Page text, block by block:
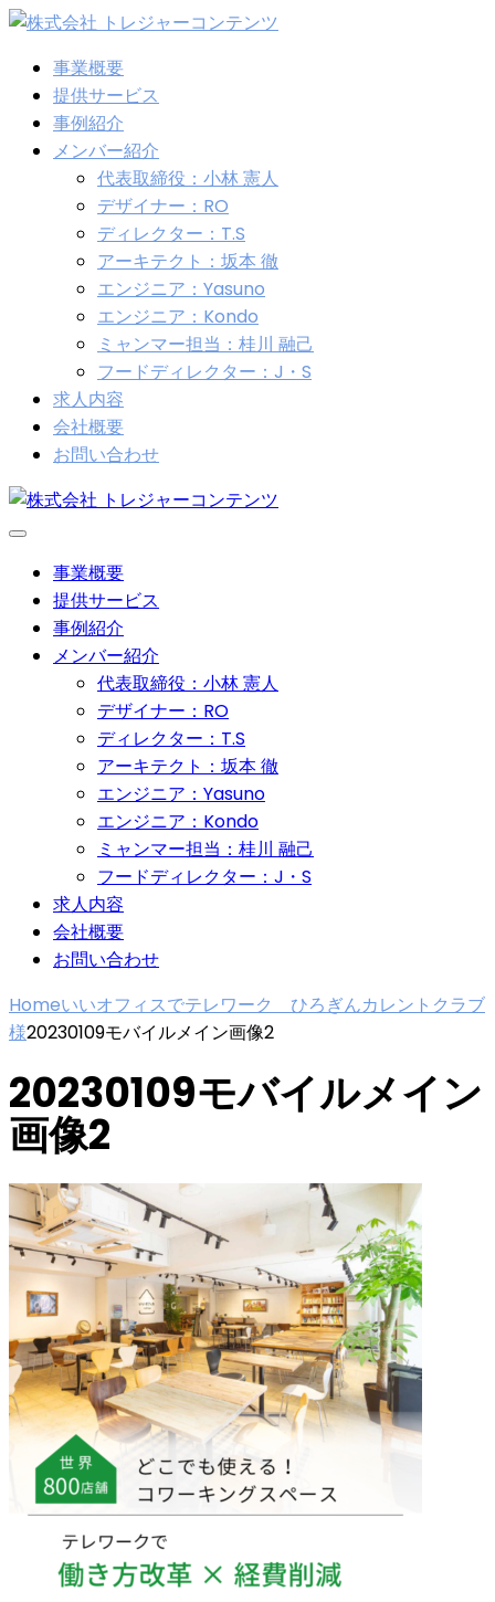
事業概要
提供サービス
事例紹介
メンバー紹介
代表取締役：小林 憲人
デザイナー：RO
ディレクター：T.S
アーキテクト：坂本 徹
エンジニア：Yasuno
エンジニア：Kondo
ミャンマー担当：桂川 融己
フードディレクター：J・S
求人内容
会社概要
お問い合わせ
事業概要
提供サービス
事例紹介
メンバー紹介
代表取締役：小林 憲人
デザイナー：RO
ディレクター：T.S
アーキテクト：坂本 徹
エンジニア：Yasuno
エンジニア：Kondo
ミャンマー担当：桂川 融己
フードディレクター：J・S
求人内容
会社概要
お問い合わせ
Homeいいオフィスでテレワーク ひろぎんカレントクラブ
様20230109モバイルメイン画像2
20230109モバイルメイン
画像2